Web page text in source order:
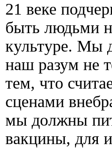
21 веке
быть людьми
культуре. Мы
наш разум не
тем, что
сценами
мы должны
вакцины, для